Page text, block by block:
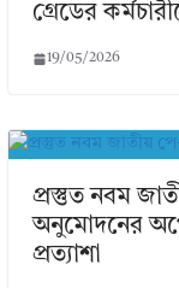
গ্রেডের
19/05/2026
প্রস্তুত নবম
অনুমোদনের
প্রত্যাশা